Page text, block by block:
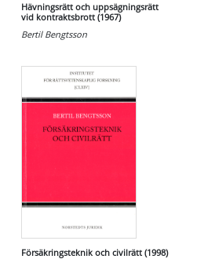
Hävningsrätt och uppsägningsrätt
vid kontraktsbrott (1967)
Bertil Bengtsson
Försäkringsteknik och civilrätt (1998)